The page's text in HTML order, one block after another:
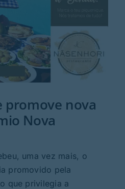
promove nova
Nova
uma vez mais, o
promovido pela
que privilegia a